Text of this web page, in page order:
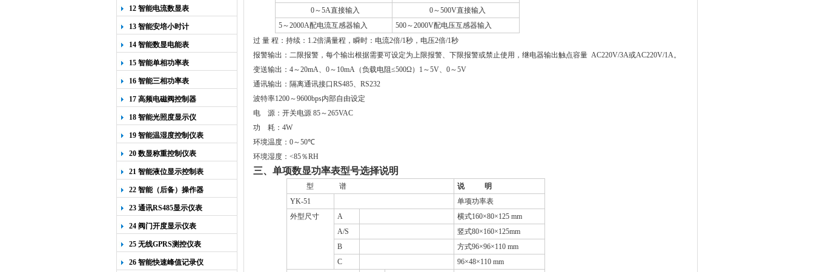
12 智能电流数显表
13 智能安培小时计
14 智能数显电能表
15 智能单相功率表
16 智能三相功率表
17 高频电磁阀控制器
18 智能光照度显示仪
19 智能温湿度控制仪表
20 数显称重控制仪表
21 智能液位显示控制表
22 智能（后备）操作器
23 通讯RS485显示仪表
24 阀门开度显示仪表
25 无线GPRS测控仪表
26 智能快速峰值记录仪
0～5A直接输入 0～500V直接输入
5～2000A配电流互感器输入
500～2000V配电压互感器输入
过 量 程：持续：1.2倍满量程，瞬时：电流2倍/1秒，电压2倍/1秒
报警输出：二限报警，每个输出根据需要可设定为上限报警、下限报警或禁止使用，继电器输出触点容量 AC220V/3A或AC220V/1A。
变送输出： 4～20mA、 0～ 10mA （负载电阻 ≤500Ω） 1 ～5V、0～5V
通讯输出：隔离通讯接口RS485、 RS232
波特率1200～9600bps内部自由设定
电
源：开关电源 85～265VAC
功
耗： 4W
环境温度： 0～50℃
环境湿度： <85％RH
三、 单项数显功率表型号选择说明
型 谱 说
明
YK-51
单项功率表
外型尺寸
A 横式160×80×125 mm
A/S
竖式80×160×125mm
B
方式96×96×110 mm
C
96×48×110 mm